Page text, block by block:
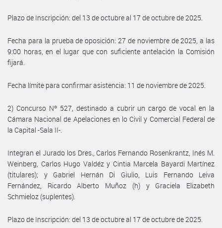
Plazo de Inscripción: del 13 de octubre al 17 de octubre de 2025.
Fecha para la prueba de oposición: 27 de noviembre de 2025, a las
9:00 horas, en el lugar que con suficiente antelación la Comisión
fijará.
Fecha límite para confirmar asistencia: 11 de noviembre de 2025.
2) Concurso Nº 527, destinado a cubrir un cargo de vocal en la
Cámara Nacional de Apelaciones en lo Civil y Comercial Federal de
la Capital -Sala II-.
Integran el Jurado los Dres., Carlos Fernando Rosenkrantz, Inés M.
Weinberg, Carlos Hugo Valdéz y Cintia Marcela Bayardi Martínez
(titulares); y Gabriel Hernán Di Giulio, Luis Fernando Leiva
Fernández, Ricardo Alberto Muñoz (h) y Graciela Elizabeth
Schmieloz (suplentes).
Plazo de Inscripción: del 13 de octubre al 17 de octubre de 2025.